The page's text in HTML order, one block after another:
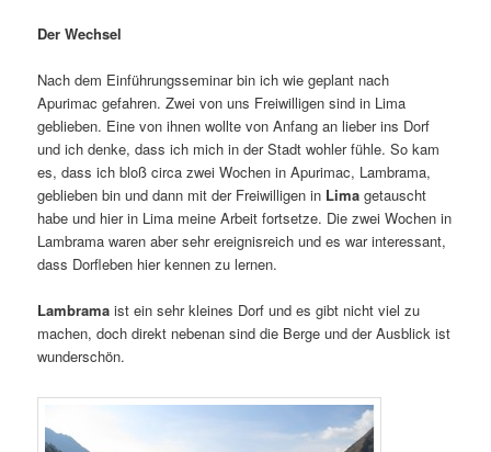
Der Wechsel
Nach dem Einführungsseminar bin ich wie geplant nach
Apurimac gefahren. Zwei von uns Freiwilligen sind in Lima
geblieben. Eine von ihnen wollte von Anfang an lieber ins Dorf
und ich denke, dass ich mich in der Stadt wohler fühle. So kam
es, dass ich bloß circa zwei Wochen in Apurimac, Lambrama,
geblieben bin und dann mit der Freiwilligen in Lima getauscht
habe und hier in Lima meine Arbeit fortsetze. Die zwei Wochen in
Lambrama waren aber sehr ereignisreich und es war interessant,
dass Dorfleben hier kennen zu lernen.
Lambramaist ein sehr kleines Dorf und es gibt nicht viel zu
machen, doch direkt nebenan sind die Berge und der Ausblick ist
wunderschön.